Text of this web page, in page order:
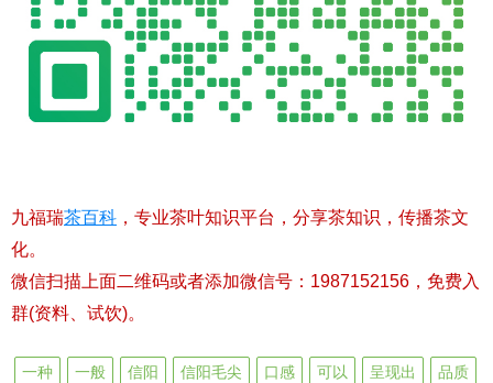
九福瑞茶百科 ，专业茶叶知识平台，分享茶知识，传播茶文
化。
微信扫描上面二维码或者添加微信号：1987152156，免费入
群(资料、试饮)。
一种 一般 信阳 信阳毛尖 口感 可以 呈现出 品质